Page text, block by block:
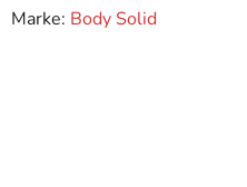
Marke: Body Solid